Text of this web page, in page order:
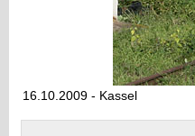
16.10.2009 - Kassel